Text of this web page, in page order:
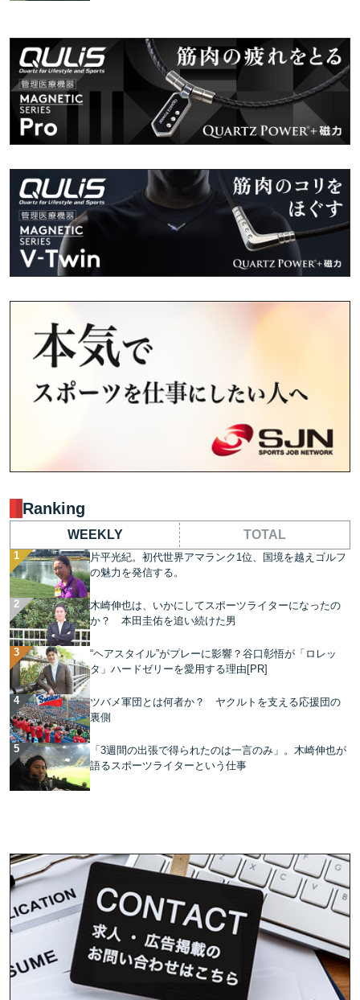
Ranking
WEEKLY TOTAL
片平光紀。初代世界アマランク1位、国境を越えゴルフ
の魅力を発信する。
木崎伸也は、いかにしてスポーツライターになったの
か？ 本田圭佑を追い続けた男
“ヘアスタイル”がプレーに影響？谷口彰悟が「ロレッ
タ」ハードゼリーを愛用する理由[PR]
ツバメ軍団とは何者か？ ヤクルトを支える応援団の
裏側
「3週間の出張で得られたのは一言のみ」。木崎伸也が
語るスポーツライターという仕事